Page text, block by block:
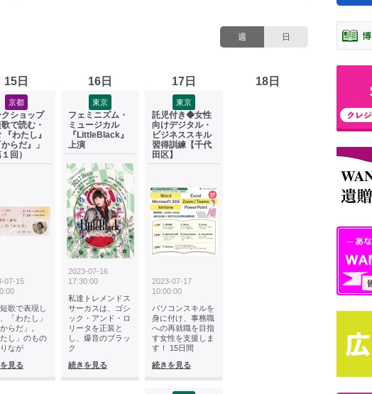
週 日
15日
京都
クショップ
歌で読む・
『わたし』
らだ』」
１回）
07-15
歌で表現し
「わたし」
らだ」。
たし」のもの
なが
見る
16日
東京
フェミニズム・
ミュージカル
『LittleBlack』
上演
2023-07-16
17:30:00
私達トレメンドス
サーカスは、ゴシ
ック・アンド・ロ
リータを正装と
し、爆音のブラッ
ク
続きを見る
17日
東京
託児付き◆女性
向けデジタル・
ビジネススキル
習得訓練【千代
田区】
2023-07-17
10:00:00
パソコンスキルを
身に付け、事務職
への再就職を目指
す女性を支援しま
す！ 15日間
続きを見る
18日